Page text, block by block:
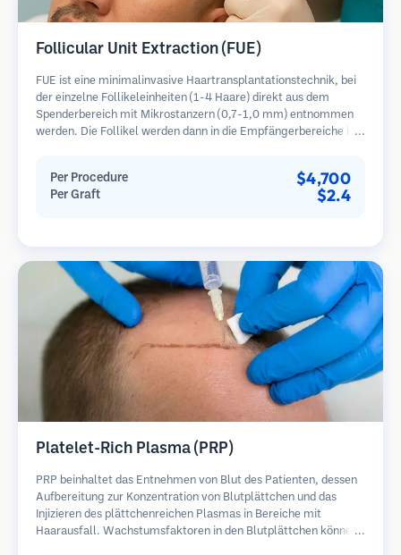
Follicular Unit Extraction (FUE)
FUE ist eine minimalinvasive Haartransplantationstechnik, bei
der einzelne Follikeleinheiten (1-4 Haare) direkt aus dem
Spenderbereich mit Mikrostanzern (0,7-1,0 mm) entnommen
werden. Die Follikel werden dann in die Empfängerbereiche in
im Vergleich zu Streifenentnahmemethoden.
Per Procedure $4,700
Per Graft $2.4
Platelet-Rich Plasma (PRP)
PRP beinhaltet das Entnehmen von Blut des Patienten, dessen
Aufbereitung zur Konzentration von Blutplättchen und das
Injizieren des plättchenreichen Plasmas in Bereiche mit
Haarausfall. Wachstumsfaktoren in den Blutplättchen können